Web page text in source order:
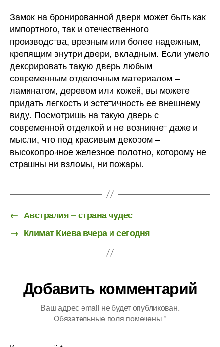
Замок на бронированной двери может быть как
импортного, так и отечественного
производства, врезным или более надежным,
крепящим внутри двери, вкладным. Если умело
декорировать такую дверь любым
современным отделочным материалом –
ламинатом, деревом или кожей, вы можете
придать легкость и эстетичность ее внешнему
виду. Посмотришь на такую дверь с
современной отделкой и не возникнет даже и
мысли, что под красивым декором –
высокопрочное железное полотно, которому не
страшны ни взломы, ни пожары.
← Австралия – страна чудес
→ Климат Киева вчера и сегодня
Добавить комментарий
Ваш адрес email не будет опубликован.
Обязательные поля помечены *